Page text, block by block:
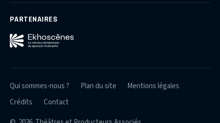
PARTENAIRES
Qui sommes-nous ? Plan du site
Mentions légales
Crédits
Contact